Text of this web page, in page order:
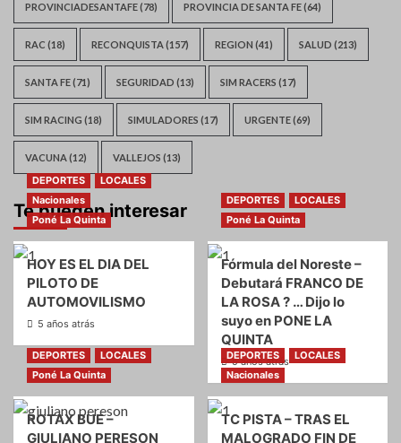
PROVINCIADESANTAFE(78) PROVINCIA DE SANTA FE(64)
RAC (18) RECONQUISTA(157) REGION (41) SALUD (213)
SANTA FE(71) SEGURIDAD (13) SIM RACERS (17)
SIM RACING (18) SIMULADORES (17) URGENTE(69)
VACUNA(12) VALLEJOS (13)
Te pueden interesar
DEPORTES
LOCALES
Nacionales
Poné La Quinta
HOY ES EL DIA DEL
PILOTO DE
AUTOMOVILISMO
5 años atrás
DEPORTES
LOCALES
Poné La Quinta
Fórmula del Noreste –
Debutará FRANCO DE
LA ROSA ? … Dijo lo
suyo en PONE LA
QUINTA
5 años atrás
DEPORTES
LOCALES
Poné La Quinta
ROTAX BUE –
GIULIANO PERESON
DEPORTES
LOCALES
Nacionales
TC PISTA – TRAS EL
MALOGRADO FIN DE